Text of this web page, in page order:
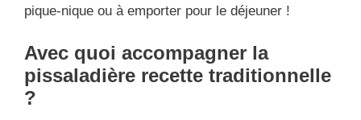
pique-nique ou à emporter pour le déjeuner !
Avec quoi accompagner la
pissaladière recette traditionnelle
?